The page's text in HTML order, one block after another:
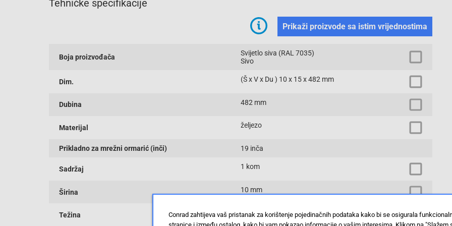
Tehničke specifikacije
Prikaži proizvode sa istim vrijednostima
Boja proizvođača
Svijetlo siva (RAL 7035)
Sivo
Dim. (Š x V x Du ) 10 x 15 x 482 mm
Dubina 482 mm
Materijal željezo
Prikladno za mrežni ormarić (inči) 19 inča
Sadržaj 1 kom
Širina 10 mm
Težina 0.31
Conrad zahtijeva vaš pristanak za korištenje pojedinačnih podataka kako bi se osigurala
stranice i između ostalog, kako bi vam pokazao informacije o vašim interesima. Klikom na "Slažem